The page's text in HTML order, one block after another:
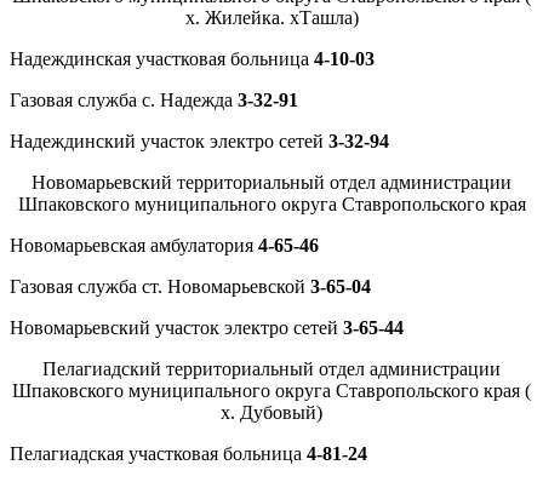
х. Жилейка. хТашла)
Надеждинская участковая больница 4-10-03
Газовая служба с. Надежда 3-32-91
Надеждинский участок электро сетей 3-32-94
Новомарьевский территориальный отдел администрации
Шпаковского муниципального округа Ставропольского края
Новомарьевская амбулатория 4-65-46
Газовая служба ст. Новомарьевской 3-65-04
Новомарьевский участок электро сетей 3-65-44
Пелагиадский территориальный отдел администрации
Шпаковского муниципального округа Ставропольского края (
х. Дубовый)
Пелагиадская участковая больница 4-81-24